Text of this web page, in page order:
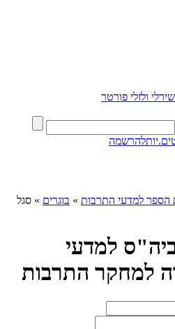
ולזלי פורטר
להרשמה
הספר למדעי התרבות » בוגרים » סגל
למדעי
למחקר התרבות